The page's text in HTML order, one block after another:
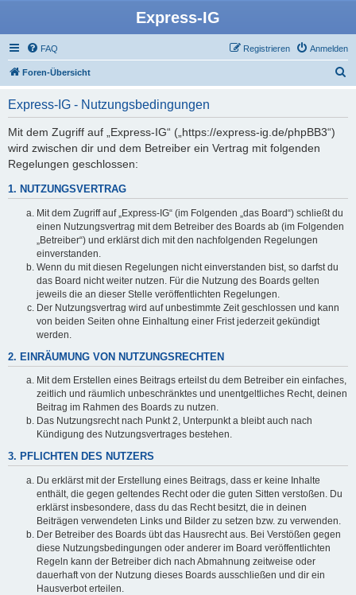
Express-IG
FAQ Anmelden
Registrieren
Foren-Übersicht
Express-IG - Nutzungsbedingungen
Mit dem Zugriff auf „Express-IG“ („https://express-ig.de/phpBB3“)
wird zwischen dir und dem Betreiber ein Vertrag mit folgenden
Regelungen geschlossen:
1. NUTZUNGSVERTRAG
Mit dem Zugriff auf „Express-IG“ (im Folgenden „das Board“) schließt du
einen Nutzungsvertrag mit dem Betreiber des Boards ab (im Folgenden
„Betreiber“) und erklärst dich mit den nachfolgenden Regelungen
einverstanden.
Wenn du mit diesen Regelungen nicht einverstanden bist, so darfst du
das Board nicht weiter nutzen. Für die Nutzung des Boards gelten
jeweils die an dieser Stelle veröffentlichten Regelungen.
Der Nutzungsvertrag wird auf unbestimmte Zeit geschlossen und kann
von beiden Seiten ohne Einhaltung einer Frist jederzeit gekündigt
werden.
2. EINRÄUMUNG VON NUTZUNGSRECHTEN
Mit dem Erstellen eines Beitrags erteilst du dem Betreiber ein einfaches,
zeitlich und räumlich unbeschränktes und unentgeltliches Recht, deinen
Beitrag im Rahmen des Boards zu nutzen.
Das Nutzungsrecht nach Punkt 2, Unterpunkt a bleibt auch nach
Kündigung des Nutzungsvertrages bestehen.
3. PFLICHTEN DES NUTZERS
Du erklärst mit der Erstellung eines Beitrags, dass er keine Inhalte
enthält, die gegen geltendes Recht oder die guten Sitten verstoßen. Du
erklärst insbesondere, dass du das Recht besitzt, die in deinen
Beiträgen verwendeten Links und Bilder zu setzen bzw. zu verwenden.
Der Betreiber des Boards übt das Hausrecht aus. Bei Verstößen gegen
diese Nutzungsbedingungen oder anderer im Board veröffentlichten
Regeln kann der Betreiber dich nach Abmahnung zeitweise oder
dauerhaft von der Nutzung dieses Boards ausschließen und dir ein
Hausverbot erteilen.